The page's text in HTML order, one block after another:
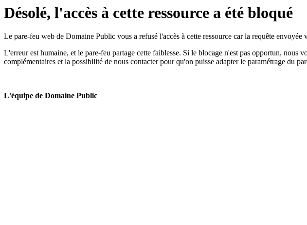
Désolé, l'accès à cette ressource a été bloqué
Le pare-feu web de Domaine Public vous a refusé l'accès à cette ressource car la requête envoyée
L'erreur est humaine, et le pare-feu partage cette faiblesse. Si le blocage n'est pas opportun, nous
complémentaires et la possibilité de nous contacter pour qu'on puisse adapter le paramétrage du
L'équipe de Domaine Public